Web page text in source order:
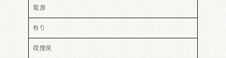
電源
有り
喫煙席